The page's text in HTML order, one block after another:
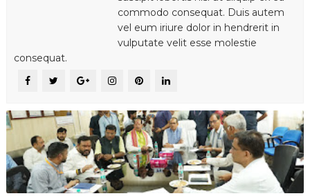
commodo consequat. Duis autem
vel eum iriure dolor in hendrerit in
vulputate velit esse molestie
consequat.